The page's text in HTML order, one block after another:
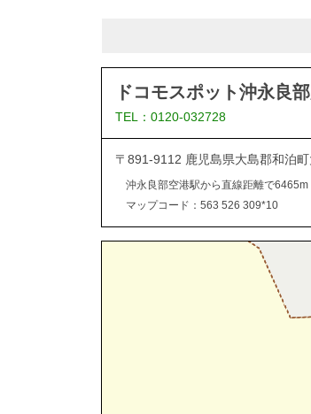
ドコモスポット沖永良
TEL：0120-032728
〒891-9112 鹿児島県大島郡和泊町
沖永良部空港駅から直線距離で6465m
マップコード：563 526 309*10